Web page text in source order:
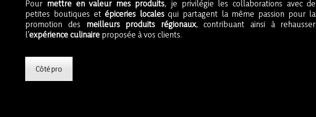
Pour mettre en valeur mes produits, je privilégie les collaborations avec de
petites boutiques etépiceries localesqui partagent la même passion pour la
promotion des meilleurs produits régionaux, contribuant ainsi à rehausser
l’expérience culinaire proposée à vos clients.
Côté pro